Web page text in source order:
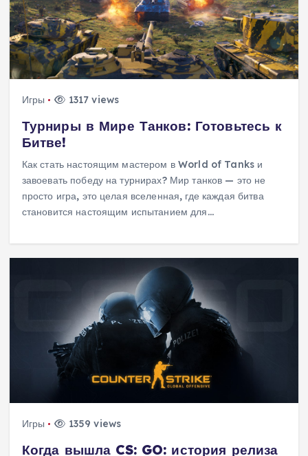
Игры 1317 views
Турниры в Мире Танков: Готовьтесь к
Битве!
Как стать настоящим мастером в World of Tanks и
завоевать победу на турнирах? Мир танков — это не
просто игра, это целая вселенная, где каждая битва
становится настоящим испытанием для…
Игры 1359 views
Когда вышла CS: GO: история релиза